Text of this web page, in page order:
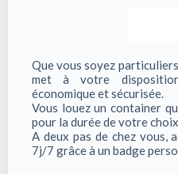
Que vous soyez
met à votre
économique et sécurisée.
Vous louez un container
pour la durée de votre
A deux pas de chez vous,
7j/7 grâce à un badge